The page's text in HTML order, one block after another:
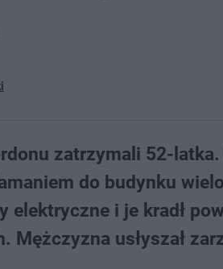
zatrzymali 52-
do budynku
elektryczne i je kradł
Mężczyzna usłyszał